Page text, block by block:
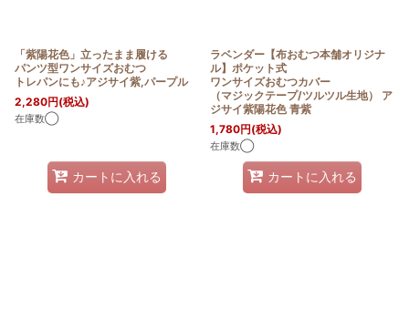
「紫陽花色」立ったまま履ける
パンツ型ワンサイズおむつ
トレパンにも♪アジサイ紫,パープル
2,280円(税込)
在庫数◯
カートに入れる
ラベンダー【布おむつ本舗オリジナ
ル】ポケット式
ワンサイズおむつカバー
（マジックテープ/ツルツル生地） ア
ジサイ紫陽花色 青紫
1,780円(税込)
在庫数◯
カートに入れる